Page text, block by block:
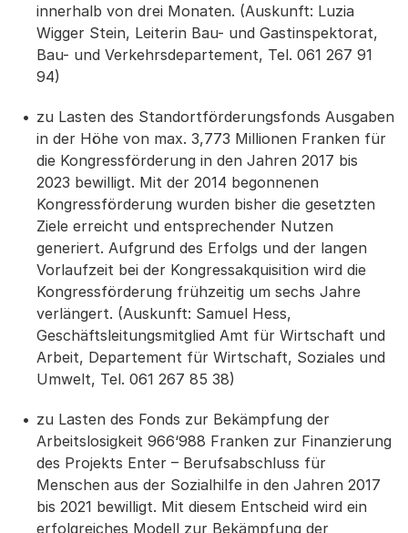
innerhalb von drei Monaten. (Auskunft: Luzia
Wigger Stein, Leiterin Bau- und Gastinspektorat,
Bau- und Verkehrsdepartement, Tel. 061 267 91
94)
zu Lasten des Standortförderungsfonds Ausgaben
in der Höhe von max. 3,773 Millionen Franken für
die Kongressförderung in den Jahren 2017 bis
2023 bewilligt. Mit der 2014 begonnenen
Kongressförderung wurden bisher die gesetzten
Ziele erreicht und entsprechender Nutzen
generiert. Aufgrund des Erfolgs und der langen
Vorlaufzeit bei der Kongressakquisition wird die
Kongressförderung frühzeitig um sechs Jahre
verlängert. (Auskunft: Samuel Hess,
Geschäftsleitungsmitglied Amt für Wirtschaft und
Arbeit, Departement für Wirtschaft, Soziales und
Umwelt, Tel. 061 267 85 38)
zu Lasten des Fonds zur Bekämpfung der
Arbeitslosigkeit 966‘988 Franken zur Finanzierung
des Projekts Enter – Berufsabschluss für
Menschen aus der Sozialhilfe in den Jahren 2017
bis 2021 bewilligt. Mit diesem Entscheid wird ein
erfolgreiches Modell zur Bekämpfung der